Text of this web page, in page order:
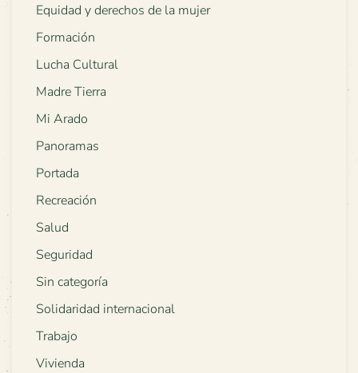
Equidad y derechos de la mujer
Formación
Lucha Cultural
Madre Tierra
Mi Arado
Panoramas
Portada
Recreación
Salud
Seguridad
Sin categoría
Solidaridad internacional
Trabajo
Vivienda